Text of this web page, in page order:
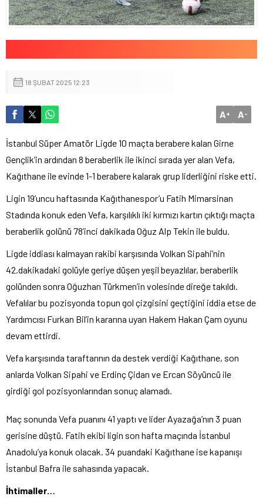
18 ŞUBAT 2025 12:23
A+ A-
İstanbul Süper Amatör Ligde 10 maçta berabere kalan Girne
Gençlik’in ardından 8 beraberlik ile ikinci sırada yer alan Vefa,
Kağıthane ile evinde 1-1 berabere kalarak grup liderliğini riske etti.
Ligin 19’uncu haftasında Kağıthanespor’u Fatih Mimarsinan
Stadında konuk eden Vefa, karşılıklı iki kırmızı kartın çıktığı maçta
beraberlik golünü 78’inci dakikada Oğuz Alp Tekin ile buldu.
Ligde iddiası kalmayan rakibi karşısında Volkan Sipahi’nin
42.dakikadaki golüyle geriye düşen yeşil beyazlılar, beraberlik
golünden sonra Oğuzhan Türkmen’in volesinde direğe takıldı.
Vefalılar bu pozisyonda topun gol çizgisini geçtiğini iddia etse de
Yardımcısı Furkan Bil’in kararına uyan Hakem Hakan Çam oyunu
devam ettirdi.
Vefa karşısında taraftarının da destek verdiği Kağıthane, son
anlarda Volkan Sipahi ve Erdinç Çidan ve Ercan Söyüncü ile
girdiği gol pozisyonlarından sonuç alamadı.
Maç sonunda Vefa puanını 41 yaptı ve lider Ayazağa’nın 3 puan
gerisine düştü. Fatih ekibi ligin son hafta maçında İstanbul
Anadolu’ya konuk olacak. 34 puandaki Kağıthane ise kapanışı
İstanbul Bafra ile sahasında yapacak.
İhtimaller…